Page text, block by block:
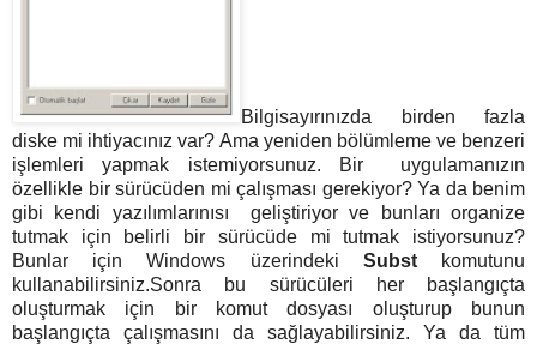
Bilgisayırınızda birden fazla
diske mi ihtiyacınız var? Ama yeniden bölümleme ve benzeri
işlemleri yapmak istemiyorsunuz. Bir uygulamanızın
özellikle bir sürücüden mi çalışması gerekiyor? Ya da benim
gibi kendi yazılımlarınısı geliştiriyor ve bunları organize
tutmak için belirli bir sürücüde mi tutmak istiyorsunuz?
Bunlar için Windows üzerindeki Subst
komutunu
kullanabilirsiniz.Sonra bu sürücüleri her başlangıçta
oluşturmak için bir komut dosyası oluşturup bunun
başlangıçta çalışmasını da sağlayabilirsiniz. Ya da tüm